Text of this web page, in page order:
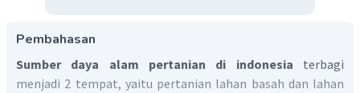
Pembahasan
Sumber daya alam pertanian di indonesia terbagi
menjadi 2 tempat, yaitu pertanian lahan basah dan lahan